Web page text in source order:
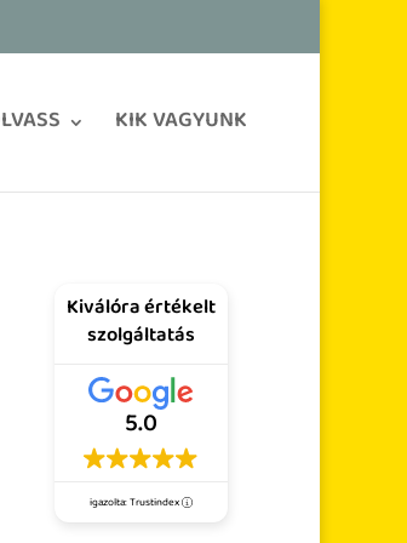
KIK VAGYUNK
illetőleg csökkentéséhez a Fel/Le
Kiválóra értékelt
szolgáltatás
5.0
igazolta: Trustindex